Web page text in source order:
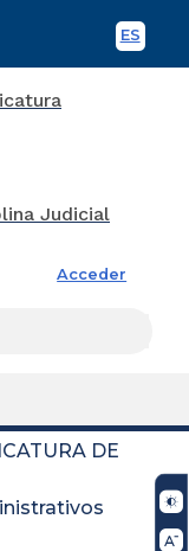
ES
Acceder
DE